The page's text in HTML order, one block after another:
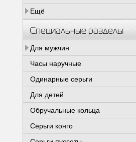
Ещё
Специальные разделы
Для мужчин
Часы наручные
Одинарные серьги
Для детей
Обручальные кольца
Серьги конго